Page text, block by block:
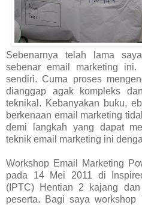
Sebenarnya telah lama
sebenar email marketing
sendiri. Cuma proses
dianggap agak kompleks
teknikal. Kebanyakan buku,
berkenaan email marketing
demi langkah yang dapat
teknik email marketing ini
Workshop Email Marketing
pada 14 Mei 2011 di
(IPTC) Hentian 2 kajang
peserta. Bagi saya